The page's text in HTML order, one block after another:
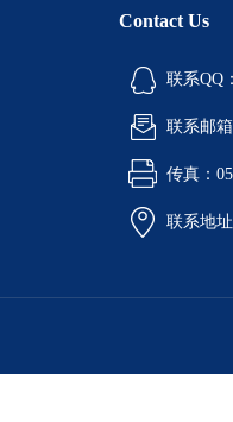
Contact Us
联系QQ
联系邮箱
传真：
联系地